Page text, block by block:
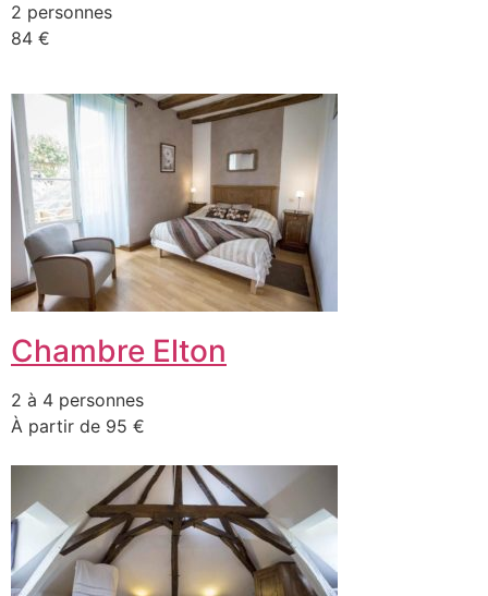
2 personnes
84 €
Chambre Elton
2 à 4 personnes
À partir de 95 €